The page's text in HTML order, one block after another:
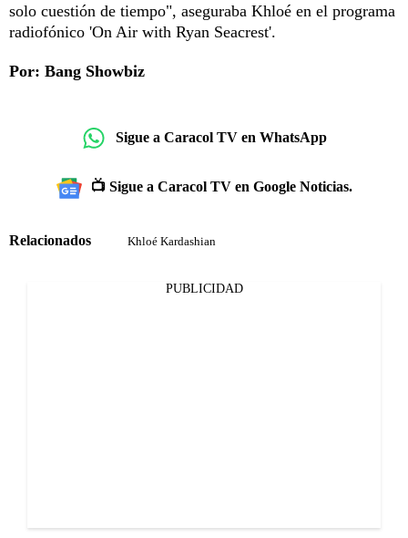
solo cuestión de tiempo", aseguraba Khloé en el programa
radiofónico 'On Air with Ryan Seacrest'.
Por: Bang Showbiz
Sigue a Caracol TV en WhatsApp
📺 Sigue a Caracol TV en Google Noticias.
Relacionados Khloé Kardashian
PUBLICIDAD